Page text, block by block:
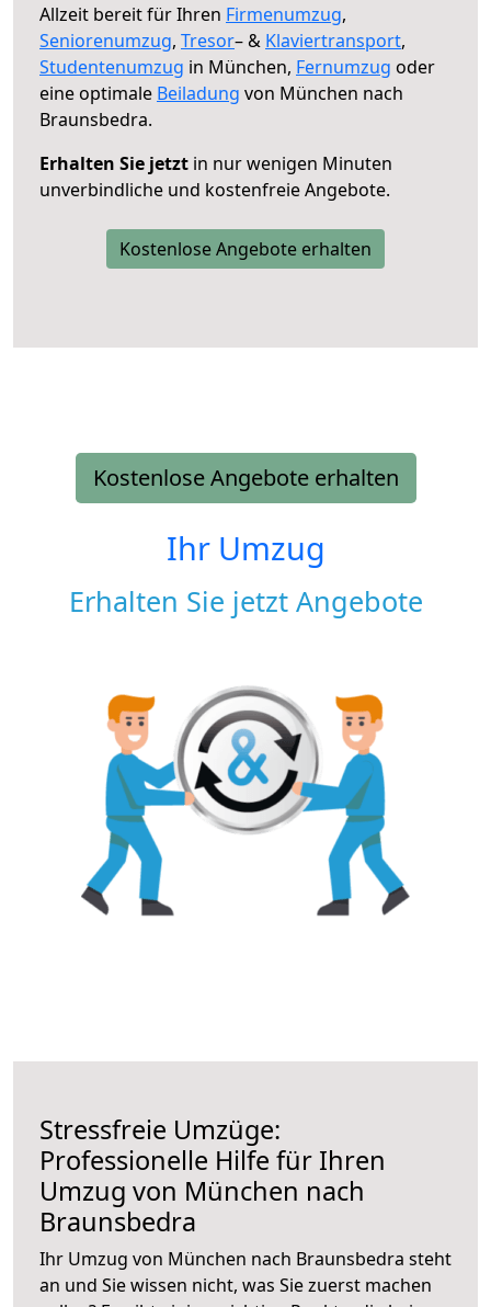
Allzeit bereit für Ihren Firmenumzug,
Seniorenumzug, Tresor– & Klaviertransport,
Studentenumzug in München, Fernumzug oder
eine optimale Beiladung von München nach
Braunsbedra.
Erhalten Sie jetzt in nur wenigen Minuten
unverbindliche und kostenfreie Angebote.
Kostenlose Angebote erhalten
Kostenlose Angebote erhalten
Ihr Umzug
Erhalten Sie jetzt Angebote
Stressfreie Umzüge:
Professionelle Hilfe für Ihren
Umzug von München nach
Braunsbedra
Ihr Umzug von München nach Braunsbedra steht
an und Sie wissen nicht, was Sie zuerst machen